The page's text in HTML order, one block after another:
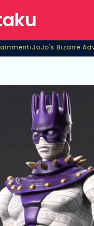
›JoJo's Bizarre
JoJo's Bizarre